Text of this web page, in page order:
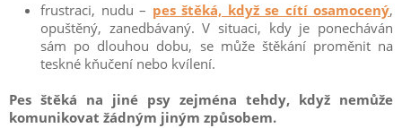
frustraci, nudu – pes štěká, když se cítí osamocený,
opuštěný, zanedbávaný. V situaci, kdy je ponecháván
sám po dlouhou dobu, se může štěkání proměnit na
teskné kňučení nebo kvílení.
Pes štěká na jiné psy zejména tehdy, když nemůže
komunikovat žádným jiným způsobem.